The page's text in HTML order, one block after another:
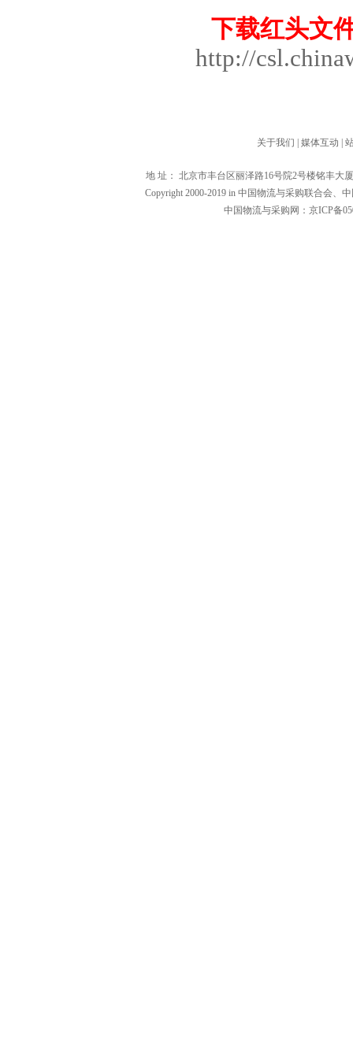
下载红头文
http://
关于我们 媒体互动
地 址： 北京市丰台区丽泽路16号院2号楼铭丰大厦
Copyright 2000-2019 in 中国物流与采购联合会、
中国物流与采购网：京ICP备